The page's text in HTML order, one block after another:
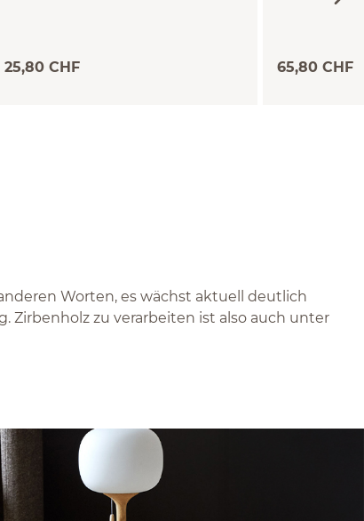
25,80 CHF 65,80 CHF
Worten, es wächst aktuell deutlich
Zirbenholz zu verarbeiten ist also auch unter